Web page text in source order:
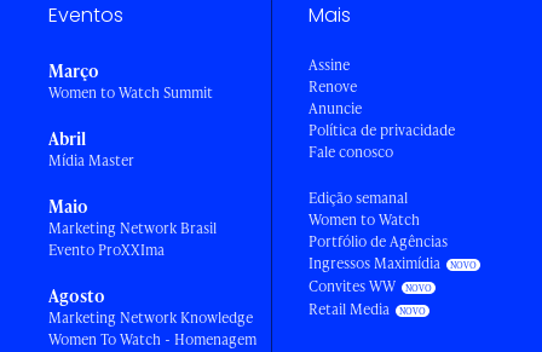
Eventos
Março
Women to Watch Summit
Abril
Mídia Master
Maio
Marketing Network Brasil
Evento ProXXIma
Agosto
Marketing Network Knowledge
Women To Watch - Homenagem
Mais
Assine
Renove
Anuncie
Política de privacidade
Fale conosco
Edição semanal
Women to Watch
Portfólio de Agências
Ingressos Maximídia
Convites WW
Retail Media